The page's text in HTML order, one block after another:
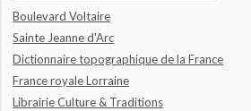
Boulevard Voltaire
Sainte Jeanne d'Arc
Dictionnaire topographique de la France
France royale Lorraine
Librairie Culture & Traditions